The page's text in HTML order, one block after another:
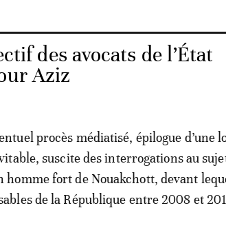
des avocats de l’État
Aziz
procès médiatisé, épilogue d’une
suscite des interrogations au
homme fort de Nouakchott, devant
de la République entre 2008 et